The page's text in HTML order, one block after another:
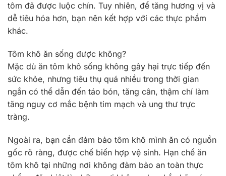
tôm đã được luộc chín. Tuy nhiên, để tăng hương vị và
dễ tiêu hóa hơn, bạn nên kết hợp với các thực phẩm
khác.
Tôm khô ăn sống được không?
Mặc dù ăn tôm khô sống không gây hại trực tiếp đến
sức khỏe, nhưng tiêu thụ quá nhiều trong thời gian
ngắn có thể dẫn đến táo bón, tăng cân, thậm chí làm
tăng nguy cơ mắc bệnh tim mạch và ung thư trực
tràng.
Ngoài ra, bạn cần đảm bảo tôm khô mình ăn có nguồn
gốc rõ ràng, được chế biến hợp vệ sinh. Hạn chế ăn
tôm khô tại những nơi không đảm bảo an toàn thực